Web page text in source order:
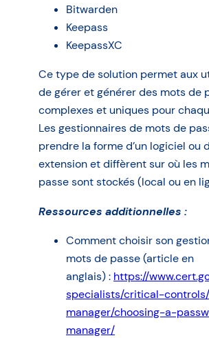
Bitwarden
Keepass
KeepassXC
Ce type de solution permet aux
de gérer et générer des mots de
complexes et uniques pour
Les gestionnaires de mots de
prendre la forme d’un logiciel ou
extension et diffèrent sur où les
passe sont stockés (local ou en
Ressources additionnelles :
Comment choisir son
mots de passe (article en
anglais) : https://
specialists/critical-
manager/choosing-a-
manager/